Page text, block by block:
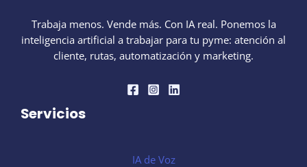
Trabaja menos. Vende más. Con IA real. Ponemos la
inteligencia artificial a trabajar para tu pyme: atención al
cliente, rutas, automatización y marketing.
Servicios
IA de Voz